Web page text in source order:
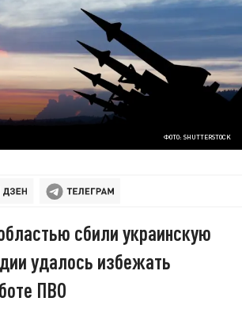
ФОТО: SHUTTERSTOCK
сбили украинскую
удалось избежать
ПВО